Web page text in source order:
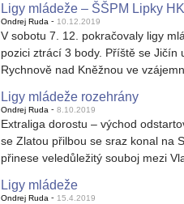
Ligy mládeže – ŠŠPM Lipky
Ondrej Ruda - 10.12.2019
V sobotu 7. 12. pokračovaly ligy
pozici ztrácí 3 body. Příště se Jičín
Rychnově nad Kněžnou ve
Ligy mládeže rozehrány
Ondrej Ruda - 8.10.2019
Extraliga dorostu – východ
se Zlatou přilbou se sraz konal na
přinese veledůležitý souboj mezi
Ligy mládeže
Ondrej Ruda - 15.4.2019